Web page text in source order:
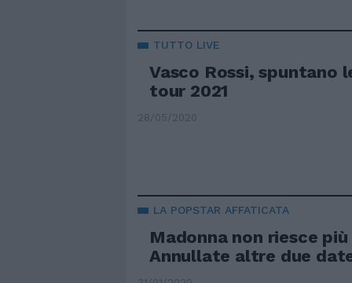
TUTTO LIVE
Vasco Rossi, spuntano
tour 2021
28/05/2020
LA POPSTAR AFFATICATA
Madonna non riesce
Annullate altre due